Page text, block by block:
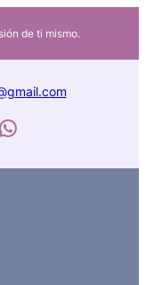
de ti mismo.
WhatsApp